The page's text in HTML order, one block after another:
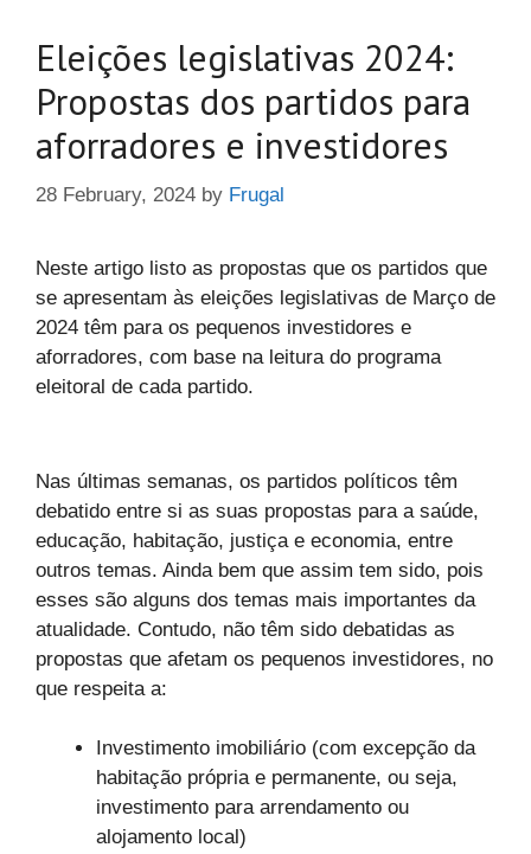
Eleições legislativas 2024:
Propostas dos partidos para
aforradores e investidores
28 February, 2024 by Frugal
Neste artigo listo as propostas que os partidos que
se apresentam às eleições legislativas de Março de
2024 têm para os pequenos investidores e
aforradores, com base na leitura do programa
eleitoral de cada partido.
Nas últimas semanas, os partidos políticos têm
debatido entre si as suas propostas para a saúde,
educação, habitação, justiça e economia, entre
outros temas. Ainda bem que assim tem sido, pois
esses são alguns dos temas mais importantes da
atualidade. Contudo, não têm sido debatidas as
propostas que afetam os pequenos investidores, no
que respeita a:
Investimento imobiliário (com excepção da
habitação própria e permanente, ou seja,
investimento para arrendamento ou
alojamento local)